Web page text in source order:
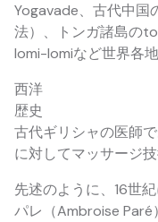
Yogavade、古代中国
法）、トンガ諸島の
lomi-lomiなど世界各
西洋
歴史
古代ギリシャの医師
に対してマッサージ
先述のように、16世
パレ（Ambroise